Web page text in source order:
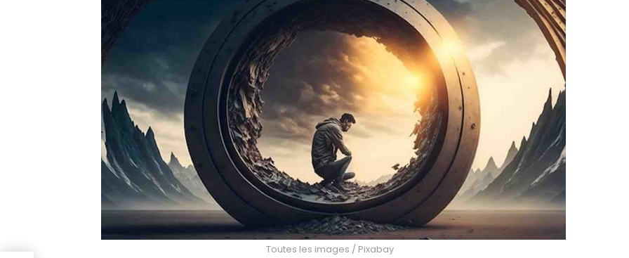
Toutes les images / Pixabay